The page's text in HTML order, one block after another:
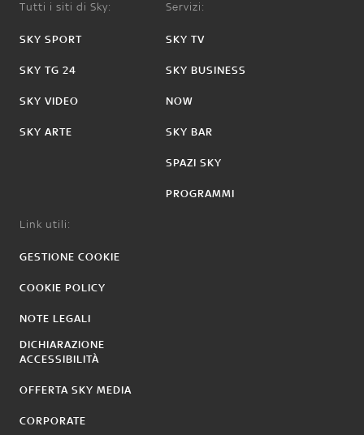
Tutti i siti di Sky:
SKY SPORT
SKY TG 24
SKY VIDEO
SKY ARTE
Servizi:
SKY TV
SKY BUSINESS
NOW
SKY BAR
SPAZI SKY
PROGRAMMI
Link utili:
GESTIONE COOKIE
COOKIE POLICY
NOTE LEGALI
DICHIARAZIONE
ACCESSIBILITÀ
OFFERTA SKY MEDIA
CORPORATE